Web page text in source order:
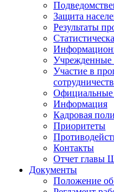
Защита
Результаты
Участие в
Официальные
Информация
Кадровая
Приоритеты
Контакты
Отчет главы
Документы
Положение